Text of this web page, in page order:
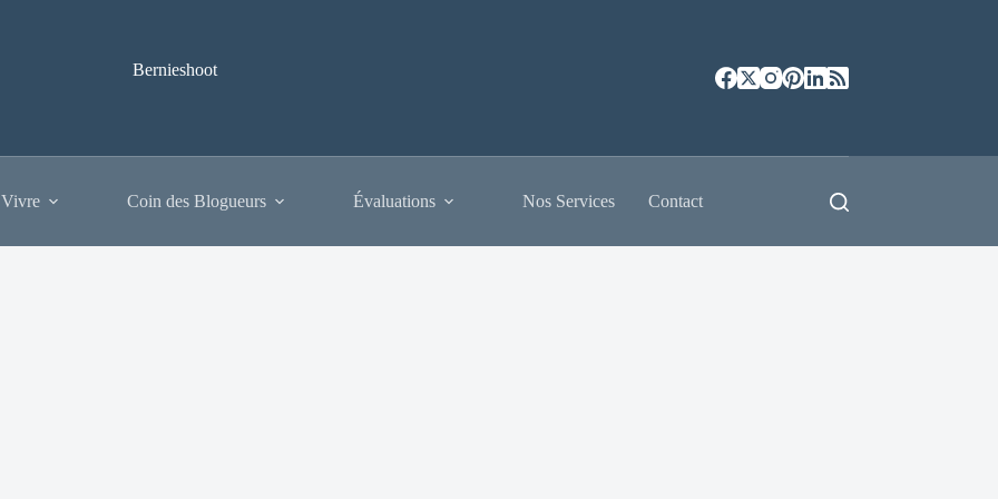
Bernieshoot
Coin des Blogueurs Évaluations Nos Services Contact